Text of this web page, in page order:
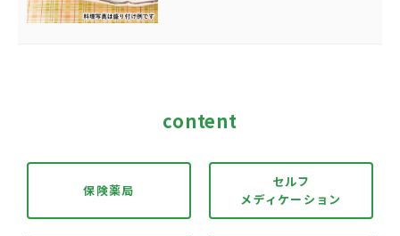
content
保険薬局
セルフ
メディケーション